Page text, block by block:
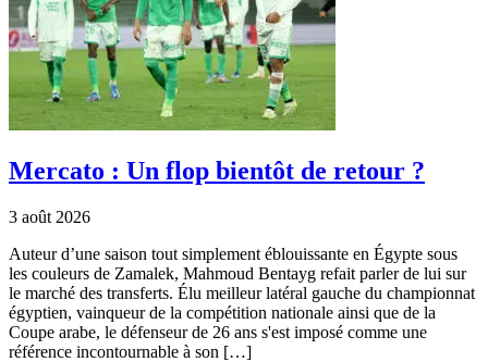
Mercato : Un flop bientôt de retour ?
3 août 2026
Auteur d’une saison tout simplement éblouissante en Égypte sous
les couleurs de Zamalek, Mahmoud Bentayg refait parler de lui sur
le marché des transferts. Élu meilleur latéral gauche du championnat
égyptien, vainqueur de la compétition nationale ainsi que de la
Coupe arabe, le défenseur de 26 ans s'est imposé comme une
référence incontournable à son […]